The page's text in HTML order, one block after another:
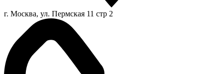
г. Москва, ул. Пермская 11 стр 2